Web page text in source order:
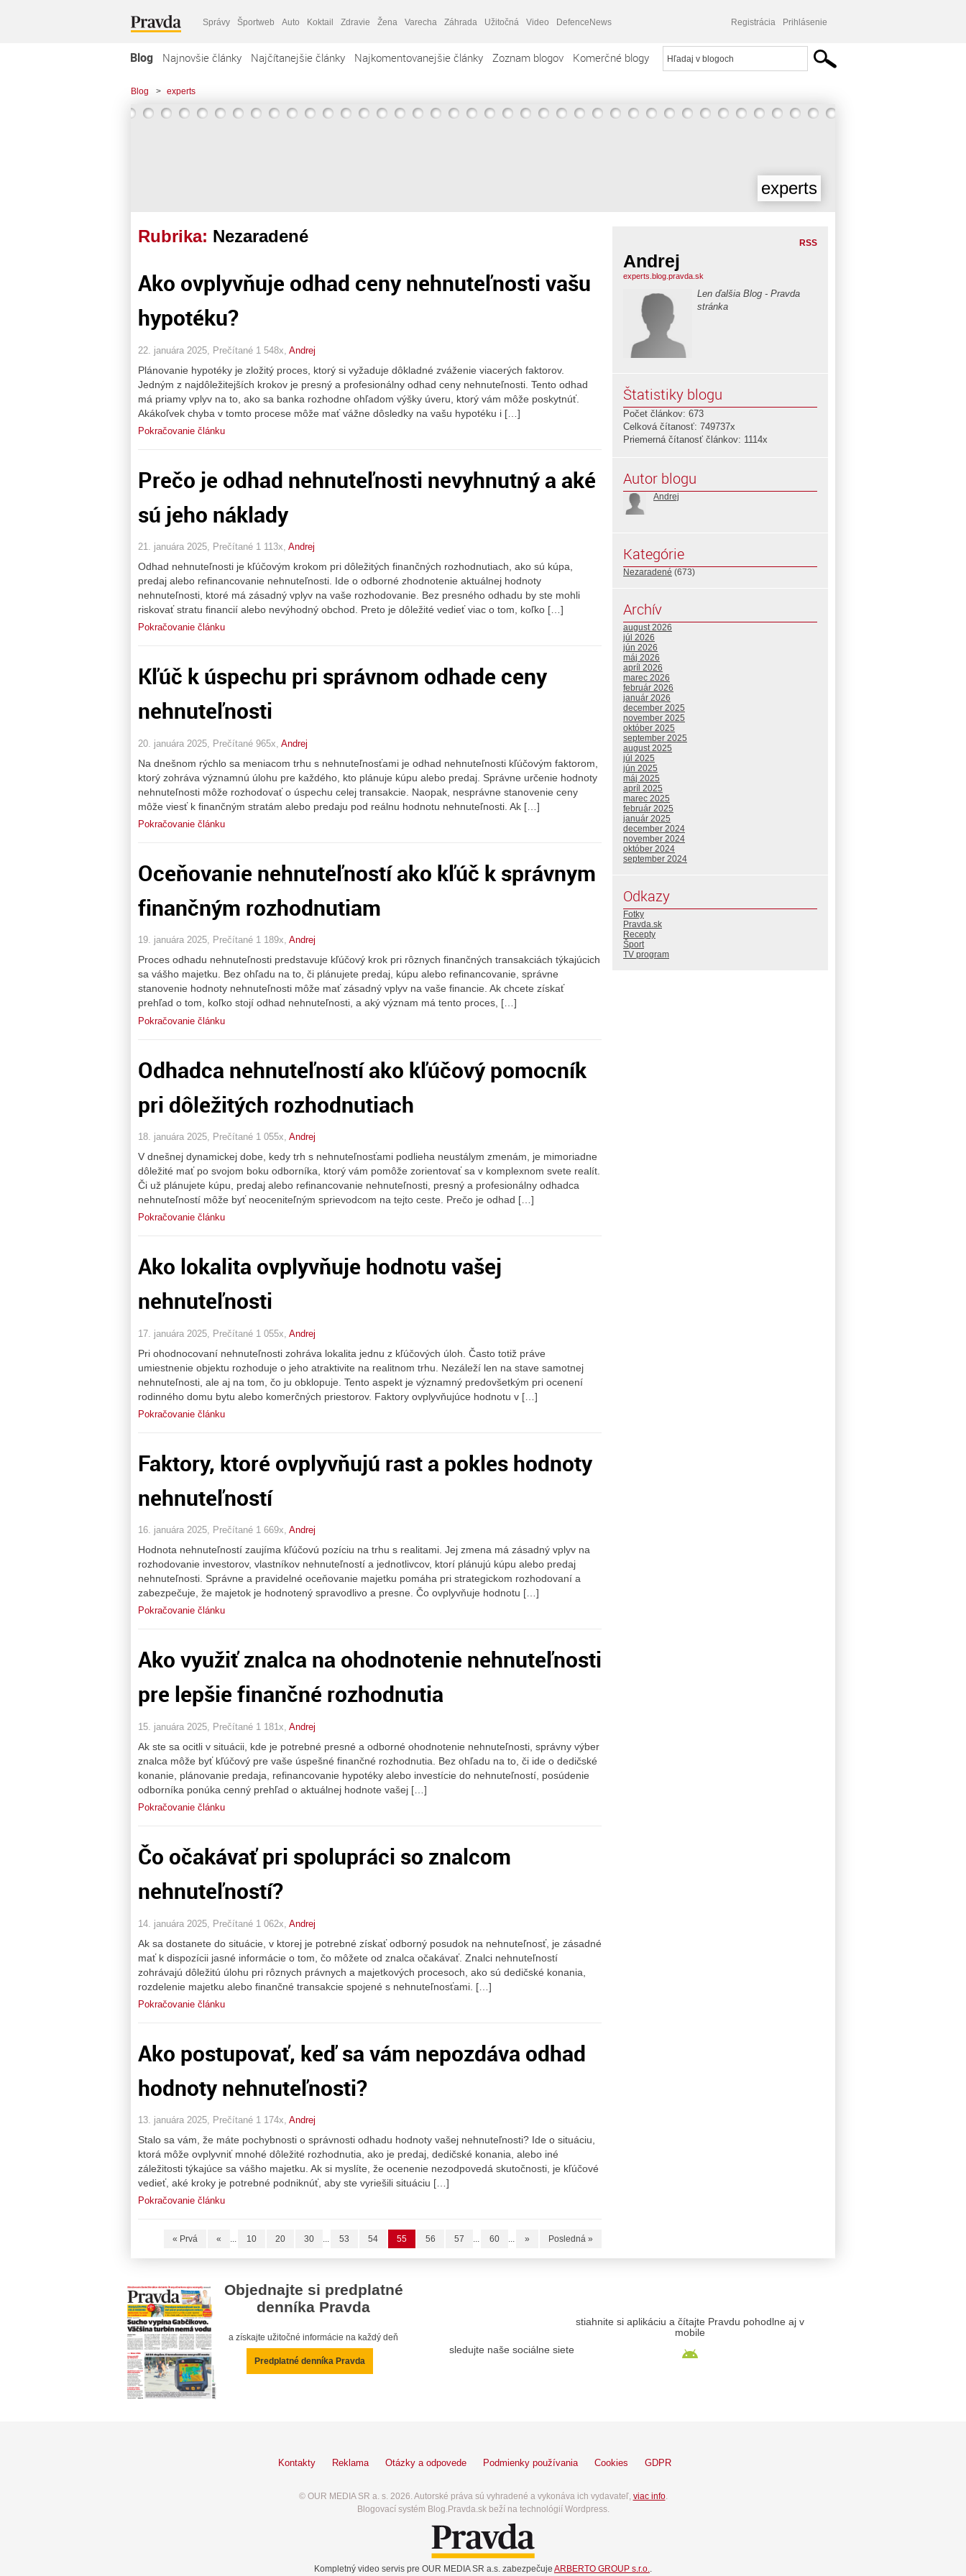
Správy Športweb Auto Koktail Zdravie Žena Varecha Záhrada Užitočná Video DefenceNews Registrácia Prihlásenie
Blog Najnovšie články Najčítanejšie články Najkomentovanejšie články Zoznam blogov Komerčné blogy
Blog > experts
experts
Rubrika: Nezaradené
Ako ovplyvňuje odhad ceny nehnuteľnosti vašu
hypotéku?
22. januára 2025, Prečítané 1 548x, Andrej
Plánovanie hypotéky je zložitý proces, ktorý si vyžaduje dôkladné zváženie viacerých faktorov.
Jedným z najdôležitejších krokov je presný a profesionálny odhad ceny nehnuteľnosti. Tento odhad
má priamy vplyv na to, ako sa banka rozhodne ohľadom výšky úveru, ktorý vám môže poskytnúť.
Akákoľvek chyba v tomto procese môže mať vážne dôsledky na vašu hypotéku i […]
Pokračovanie článku
Prečo je odhad nehnuteľnosti nevyhnutný a aké
sú jeho náklady
21. januára 2025, Prečítané 1 113x, Andrej
Odhad nehnuteľnosti je kľúčovým krokom pri dôležitých finančných rozhodnutiach, ako sú kúpa,
predaj alebo refinancovanie nehnuteľnosti. Ide o odborné zhodnotenie aktuálnej hodnoty
nehnuteľnosti, ktoré má zásadný vplyv na vaše rozhodovanie. Bez presného odhadu by ste mohli
riskovať stratu financií alebo nevýhodný obchod. Preto je dôležité vedieť viac o tom, koľko […]
Pokračovanie článku
Kľúč k úspechu pri správnom odhade ceny
nehnuteľnosti
20. januára 2025, Prečítané 965x, Andrej
Na dnešnom rýchlo sa meniacom trhu s nehnuteľnosťami je odhad nehnuteľnosti kľúčovým faktorom,
ktorý zohráva významnú úlohu pre každého, kto plánuje kúpu alebo predaj. Správne určenie hodnoty
nehnuteľnosti môže rozhodovať o úspechu celej transakcie. Naopak, nesprávne stanovenie ceny
môže viesť k finančným stratám alebo predaju pod reálnu hodnotu nehnuteľnosti. Ak […]
Pokračovanie článku
Oceňovanie nehnuteľností ako kľúč k správnym
finančným rozhodnutiam
19. januára 2025, Prečítané 1 189x, Andrej
Proces odhadu nehnuteľnosti predstavuje kľúčový krok pri rôznych finančných transakciách týkajúcich
sa vášho majetku. Bez ohľadu na to, či plánujete predaj, kúpu alebo refinancovanie, správne
stanovenie hodnoty nehnuteľnosti môže mať zásadný vplyv na vaše financie. Ak chcete získať
prehľad o tom, koľko stojí odhad nehnuteľnosti, a aký význam má tento proces, […]
Pokračovanie článku
Odhadca nehnuteľností ako kľúčový pomocník
pri dôležitých rozhodnutiach
18. januára 2025, Prečítané 1 055x, Andrej
V dnešnej dynamickej dobe, kedy trh s nehnuteľnosťami podlieha neustálym zmenám, je mimoriadne
dôležité mať po svojom boku odborníka, ktorý vám pomôže zorientovať sa v komplexnom svete realít.
Či už plánujete kúpu, predaj alebo refinancovanie nehnuteľnosti, presný a profesionálny odhadca
nehnuteľností môže byť neoceniteľným sprievodcom na tejto ceste. Prečo je odhad […]
Pokračovanie článku
Ako lokalita ovplyvňuje hodnotu vašej
nehnuteľnosti
17. januára 2025, Prečítané 1 055x, Andrej
Pri ohodnocovaní nehnuteľnosti zohráva lokalita jednu z kľúčových úloh. Často totiž práve
umiestnenie objektu rozhoduje o jeho atraktivite na realitnom trhu. Nezáleží len na stave samotnej
nehnuteľnosti, ale aj na tom, čo ju obklopuje. Tento aspekt je významný predovšetkým pri ocenení
rodinného domu bytu alebo komerčných priestorov. Faktory ovplyvňujúce hodnotu v […]
Pokračovanie článku
Faktory, ktoré ovplyvňujú rast a pokles hodnoty
nehnuteľností
16. januára 2025, Prečítané 1 669x, Andrej
Hodnota nehnuteľností zaujíma kľúčovú pozíciu na trhu s realitami. Jej zmena má zásadný vplyv na
rozhodovanie investorov, vlastníkov nehnuteľností a jednotlivcov, ktorí plánujú kúpu alebo predaj
nehnuteľnosti. Správne a pravidelné oceňovanie majetku pomáha pri strategickom rozhodovaní a
zabezpečuje, že majetok je hodnotený spravodlivo a presne. Čo ovplyvňuje hodnotu […]
Pokračovanie článku
Ako využiť znalca na ohodnotenie nehnuteľnosti
pre lepšie finančné rozhodnutia
15. januára 2025, Prečítané 1 181x, Andrej
Ak ste sa ocitli v situácii, kde je potrebné presné a odborné ohodnotenie nehnuteľnosti, správny výber
znalca môže byť kľúčový pre vaše úspešné finančné rozhodnutia. Bez ohľadu na to, či ide o dedičské
konanie, plánovanie predaja, refinancovanie hypotéky alebo investície do nehnuteľností, posúdenie
odborníka ponúka cenný prehľad o aktuálnej hodnote vašej […]
Pokračovanie článku
Čo očakávať pri spolupráci so znalcom
nehnuteľností?
14. januára 2025, Prečítané 1 062x, Andrej
Ak sa dostanete do situácie, v ktorej je potrebné získať odborný posudok na nehnuteľnosť, je zásadné
mať k dispozícii jasné informácie o tom, čo môžete od znalca očakávať. Znalci nehnuteľností
zohrávajú dôležitú úlohu pri rôznych právnych a majetkových procesoch, ako sú dedičské konania,
rozdelenie majetku alebo finančné transakcie spojené s nehnuteľnosťami. […]
Pokračovanie článku
Ako postupovať, keď sa vám nepozdáva odhad
hodnoty nehnuteľnosti?
13. januára 2025, Prečítané 1 174x, Andrej
Stalo sa vám, že máte pochybnosti o správnosti odhadu hodnoty vašej nehnuteľnosti? Ide o situáciu,
ktorá môže ovplyvniť mnohé dôležité rozhodnutia, ako je predaj, dedičské konania, alebo iné
záležitosti týkajúce sa vášho majetku. Ak si myslíte, že ocenenie nezodpovedá skutočnosti, je kľúčové
vedieť, aké kroky je potrebné podniknúť, aby ste vyriešili situáciu […]
Pokračovanie článku
« Prvá « ... 10 20 30 ... 53 54 55 56 57 ... 60 ... » Posledná »
RSS
Andrej
experts.blog.pravda.sk
Len ďalšia Blog - Pravda
stránka
Štatistiky blogu
Počet článkov: 673
Celková čítanosť: 749737x
Priemerná čítanosť článkov: 1114x
Autor blogu
Andrej
Kategórie
Nezaradené (673)
Archív
august 2026
júl 2026
jún 2026
máj 2026
apríl 2026
marec 2026
február 2026
január 2026
december 2025
november 2025
október 2025
september 2025
august 2025
júl 2025
jún 2025
máj 2025
apríl 2025
marec 2025
február 2025
január 2025
december 2024
november 2024
október 2024
september 2024
Odkazy
Fotky
Pravda.sk
Recepty
Šport
TV program
Objednajte si predplatné
denníka Pravda
a získajte užitočné informácie na každý deň
Predplatné denníka Pravda
sledujte naše sociálne siete
stiahnite si aplikáciu a čítajte Pravdu pohodlne aj v
mobile
Kontakty Reklama Otázky a odpovede Podmienky používania Cookies GDPR
© OUR MEDIA SR a. s. 2026. Autorské práva sú vyhradené a vykonáva ich vydavateľ, viac info.
Blogovací systém Blog.Pravda.sk beží na technológií Wordpress.
Kompletný video servis pre OUR MEDIA SR a.s. zabezpečuje ARBERTO GROUP s.r.o..